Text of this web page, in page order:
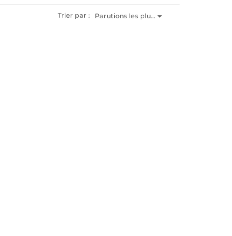
Trier par : Parutions les plu…